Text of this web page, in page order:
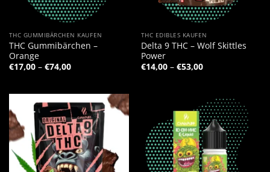
THC GUMMIBÄRCHEN KAUFEN
THC Gummibärchen –
Orange
€17,00 – €74,00Preisspanne:
THC EDIBLES KAUFEN
Delta 9 THC – Wolf Skittles
Power
€14,00 – €53,00Preisspanne: